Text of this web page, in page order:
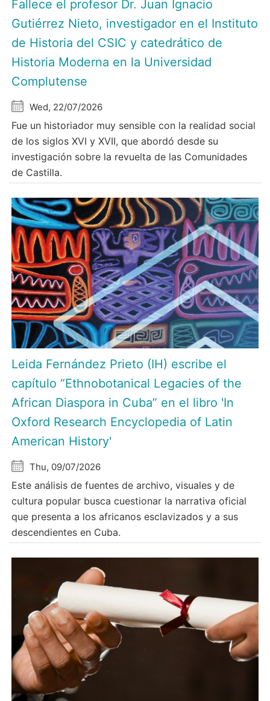
Fallece el profesor Dr. Juan Ignacio
Gutiérrez Nieto, investigador en el Instituto
de Historia del CSIC y catedrático de
Historia Moderna en la Universidad
Complutense
Wed, 22/07/2026
Fue un historiador muy sensible con la realidad social
de los siglos XVI y XVII, que abordó desde su
investigación sobre la revuelta de las Comunidades
de Castilla.
Leida Fernández Prieto (IH) escribe el
capítulo “Ethnobotanical Legacies of the
African Diaspora in Cuba” en el libro 'In
Oxford Research Encyclopedia of Latin
American History'
Thu, 09/07/2026
Este análisis de fuentes de archivo, visuales y de
cultura popular busca cuestionar la narrativa oficial
que presenta a los africanos esclavizados y a sus
descendientes en Cuba.